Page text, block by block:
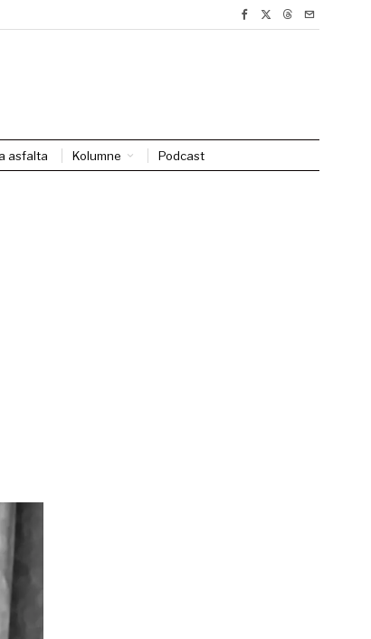
asfalta Kolumne Podcast